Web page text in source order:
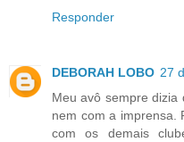
Responder
DEBORAH LOBO 27
Meu avô sempre
nem com a imprensa.
com os demais